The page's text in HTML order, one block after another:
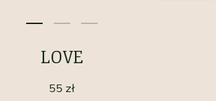
LOVE
55 zł